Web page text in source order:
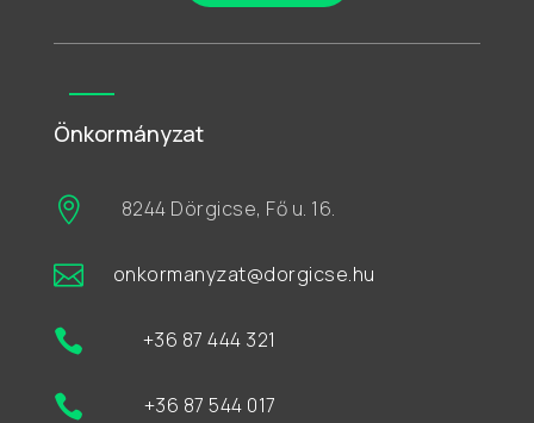
Önkormányzat
 8244 Dörgicse, Fő u. 16.
 onkormanyzat@dorgicse.hu
 +36 87 444 321
 +36 87 544 017